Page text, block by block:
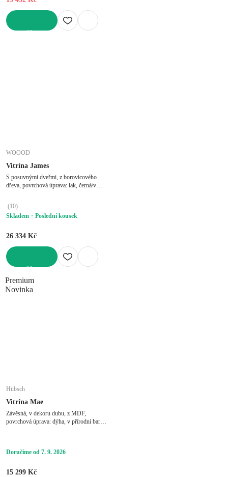
WOOOD
Vitrína James
S posuvnými dveřmi, z borovicového
dřeva, povrchová úprava: lak, černá/v
(10)
Skladem
Poslední kousek
26 334 Kč
Premium
Novinka
Hübsch
Vitrína Mae
Závěsná, v dekoru dubu, z MDF,
povrchová úprava: dýha, v přírodní barvě,
Doručíme od 7. 9. 2026
15 299 Kč